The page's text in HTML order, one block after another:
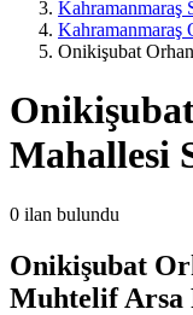
Kahramanmaraş
Kahramanmaraş
Onikişubat
Mahallesi
0 ilan bulundu
Onikişubat
Muhtelif Arsa